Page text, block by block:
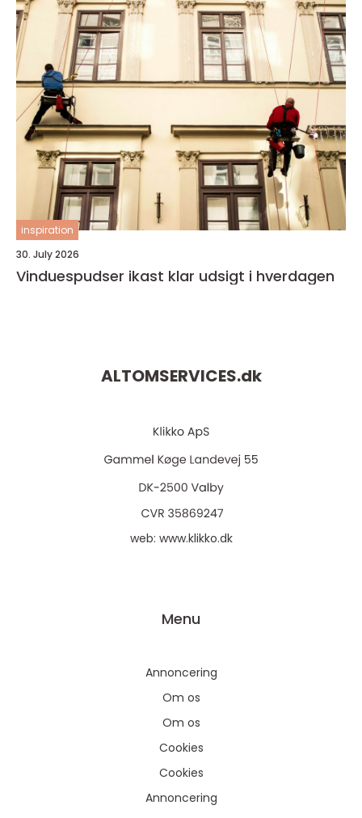
inspiration
30. July 2026
Vinduespudser ikast klar udsigt i hverdagen
ALTOMSERVICES.dk
web: www.klikko.dk
Menu
Annoncering
Om os
Om os
Cookies
Cookies
Annoncering